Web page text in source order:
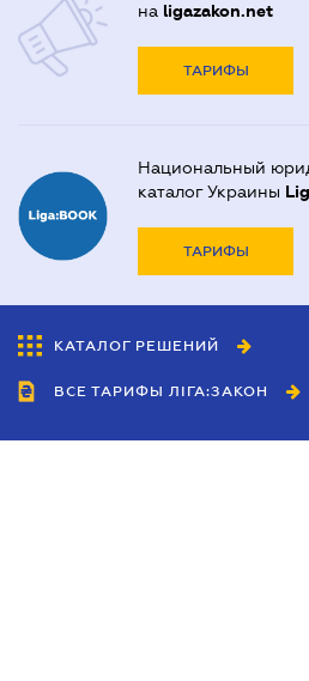
на ligazakon.net
ТАРИФЫ
Национальный
каталог Украины
ТАРИФЫ
КАТАЛОГ РЕШЕНИЙ
ВСЕ ТАРИФЫ ЛІГА:ЗАКОН